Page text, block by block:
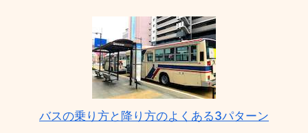
バスの乗り方と降り方のよくある3パターン